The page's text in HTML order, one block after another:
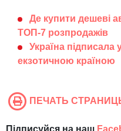
Де купити дешеві
ТОП-7 розпродажів
Україна підписала
екзотичною країною
ПЕЧАТЬ